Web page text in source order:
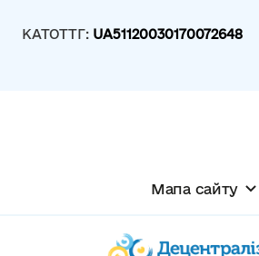
КАТОТТГ: UA51120030170072648
Мапа сайту